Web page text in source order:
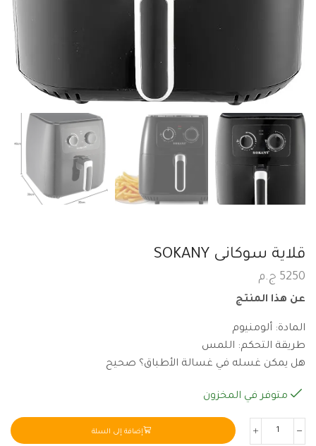
قلاية سوكانى SOKANY
5250 ج.م
عن هذا المنتج
المادة: ألومنيوم
طريقة التحكم: اللمس
هل يمكن غسله في غسالة الأطباق؟ صحيح
متوفر في المخزون
إضافة إلى السلة